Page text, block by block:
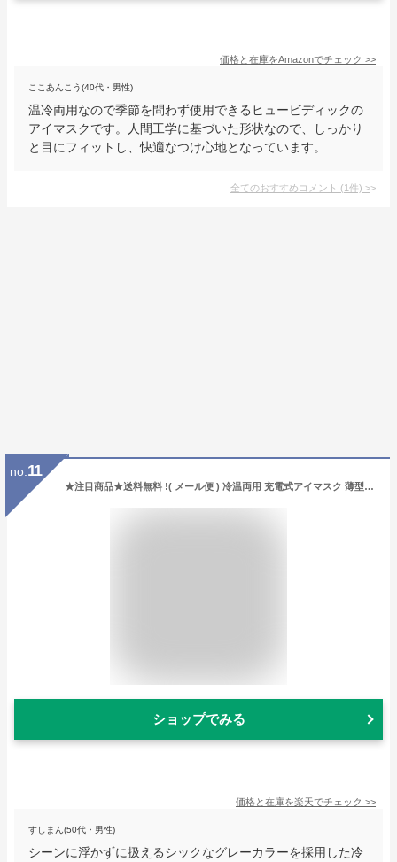
価格と在庫をAmazonでチェック >>
ここあんこう(40代・男性)
温冷両用なので季節を問わず使用できるヒュービディックの
アイマスクです。人間工学に基づいた形状なので、しっかり
と目にフィットし、快適なつけ心地となっています。
全てのおすすめコメント (1件) >
no. 11
★注目商品★送料無料 !( メール便 ) 冷温両用 充電式アイマスク 薄型 ホット電気アイマスク 温度3段階 フリーサイズ 冷感アイマスク【 温熱 コードレス 家電 アイケア 移動中 リラックス 旅行 出張 新着!】 送料込 ◇ 充電式アイマスク
ショップでみる
価格と在庫を楽天でチェック >>
すしまん(50代・男性)
シーンに浮かずに扱えるシックなグレーカラーを採用した冷